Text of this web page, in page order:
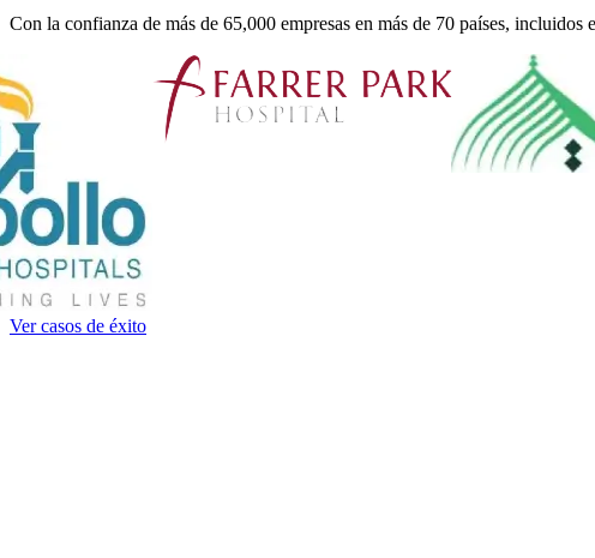
Con la confianza de más de 65,000 empresas en más de 70 países,
Ver casos de éxito